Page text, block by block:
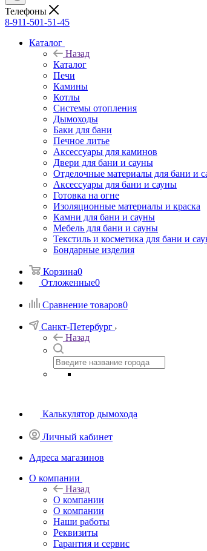
Телефоны
8-911-501-51-45
Каталог
Назад
Каталог
Печи
Камины
Котлы
Системы отопления
Дымоходы
Баки для бани
Печное литье
Аксессуары для каминов
Двери для бани и сауны
Отделочные материалы для бани и
Аксессуары для бани и сауны
Готовка на огне
Изоляционные материалы и краска
Камни для бани и сауны
Мебель для бани и сауны
Текстиль и косметика для бани и
Бондарные изделия
Корзина0
Отложенные0
Сравнение товаров0
Санкт-Петербург
Назад
Калькулятор дымохода
Личный кабинет
Адреса магазинов
O компании
Назад
O компании
О компании
Наши работы
Реквизиты
Гарантия и сервис